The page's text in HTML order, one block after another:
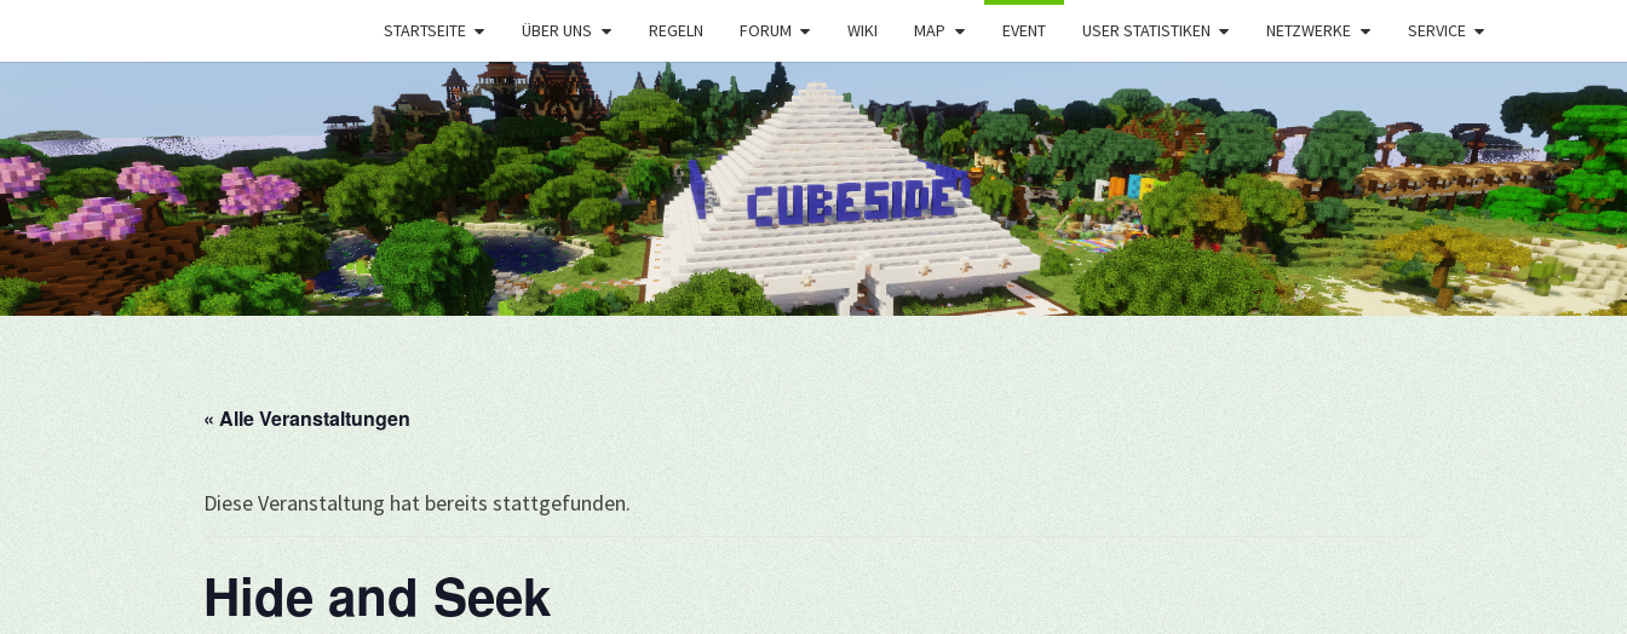
STARTSEITE ÜBER UNS REGELN FORUM WIKI MAP EVENT USER STATISTIKEN NETZWERKE SERVICE
« Alle Veranstaltungen
Diese Veranstaltung hat bereits stattgefunden.
Hide and Seek